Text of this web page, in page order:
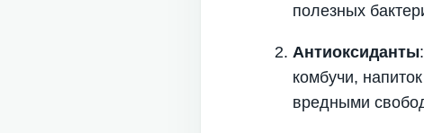
полезных
Антиоксиданты
комбучи,
вредными